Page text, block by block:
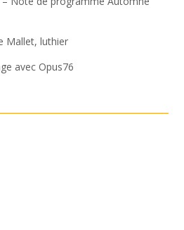
Mallet, luthier
avec Opus76